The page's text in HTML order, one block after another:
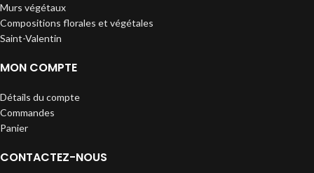
Murs végétaux
Compositions florales et végétales
Saint-Valentin
MON COMPTE
Détails du compte
Commandes
Panier
CONTACTEZ-NOUS